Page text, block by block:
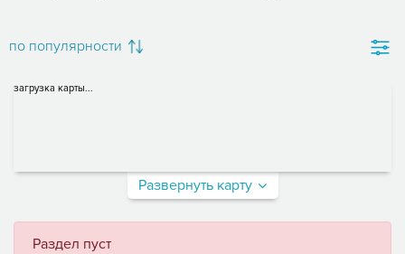
по популярности
загрузка карты...
Развернуть карту
Раздел пуст